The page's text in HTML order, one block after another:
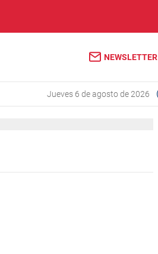
NEWSLETTER
jueves 6 de agosto de 2026